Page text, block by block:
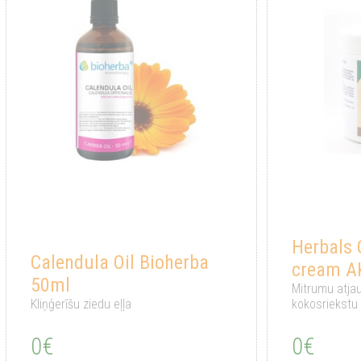
Calendula Oil Bioherba
50ml
Kliņģerīšu ziedu eļļa
0€
Herbals
cream
Mitrumu
kokosriekstu
0€